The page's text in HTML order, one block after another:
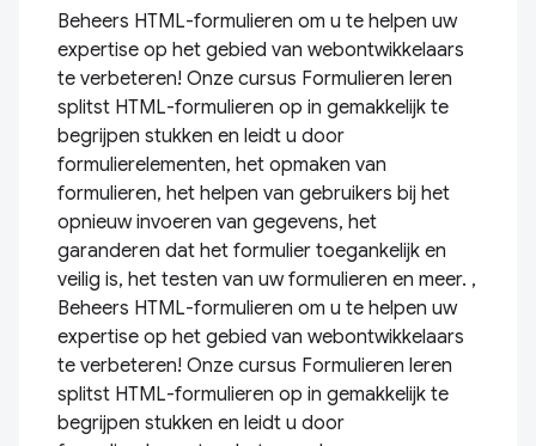
Beheers HTML-formulieren om u te helpen uw
expertise op het gebied van webontwikkelaars
te verbeteren! Onze cursus Formulieren leren
splitst HTML-formulieren op in gemakkelijk te
begrijpen stukken en leidt u door
formulierelementen, het opmaken van
formulieren, het helpen van gebruikers bij het
opnieuw invoeren van gegevens, het
garanderen dat het formulier toegankelijk en
veilig is, het testen van uw formulieren en meer. ,
Beheers HTML-formulieren om u te helpen uw
expertise op het gebied van webontwikkelaars
te verbeteren! Onze cursus Formulieren leren
splitst HTML-formulieren op in gemakkelijk te
begrijpen stukken en leidt u door